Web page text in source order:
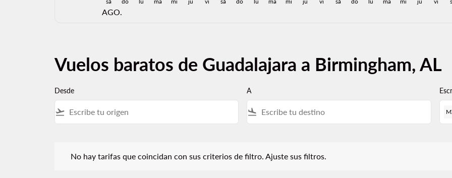
AGO.
Vuelos baratos de Guadalajara a Birmingham, AL
Desde
flight_takeoff
A
flight_land
No hay tarifas que coincidan con sus criterios de filtro. Ajuste sus filtros.